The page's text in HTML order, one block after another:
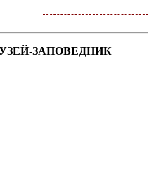
ЗАПОВЕДНИК